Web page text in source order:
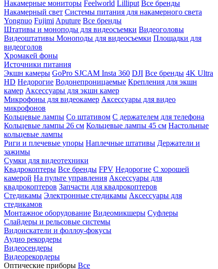
Накамерные мониторы Feelworld Lilliput Все бренды
Накамерный свет Системы питания для накамерного света
Yongnuo Fujimi Aputure Все бренды
Штативы и моноподы для видеосъемки Видеоголовы
Видеоштативы Моноподы для видеосъемки Площадки для
видеоголов
Хромакей фоны
Источники питания
Экшн камеры GoPro SJCAM Insta 360 DJI Все бренды 4K Ultra
HD Недорогие Водонепроницаемые Крепления для экшн
камер Аксессуары для экшн камер
Микрофоны для видеокамер Аксессуары для видео
микрофонов
Кольцевые лампы Со штативом C держателем для телефона
Кольцевые лампы 26 см Кольцевые лампы 45 см Настольные
кольцевые лампы
Риги и плечевые упоры Наплечные штативы Держатели и
зажимы
Сумки для видеотехники
Квадрокоптеры Все бренды FPV Недорогие С хорошей
камерой На пульте управления Аксессуары для
квадрокоптеров Запчасти для квадрокоптеров
Стедикамы Электронные стедикамы Аксессуары для
стедикамов
Монтажное оборудование Видеомикшеры Суфлеры
Слайдеры и рельсовые системы
Видоискатели и фоллоу-фокусы
Аудио рекордеры
Видеосендеры
Видеорекордеры
Оптические приборы Все